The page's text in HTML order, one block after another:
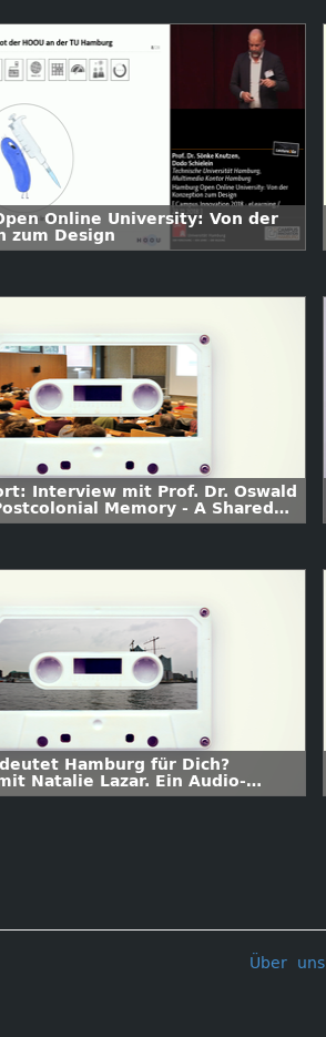
Online University: Von der
zum Design
Interview mit Prof. Dr. Oswald
Memory - A Shared
Germany
Hamburg für Dich?
Natalie Lazar. Ein Audio-
zu kolonialen
Über uns